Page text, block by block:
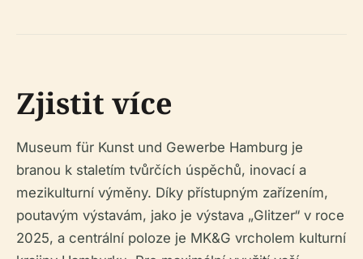
Zjistit více
Museum für Kunst und Gewerbe Hamburg je
branou k staletím tvůrčích úspěchů, inovací a
mezikulturní výměny. Díky přístupným zařízením,
poutavým výstavám, jako je výstava „Glitzer“ v roce
2025, a centrální poloze je MK&G vrcholem kulturní